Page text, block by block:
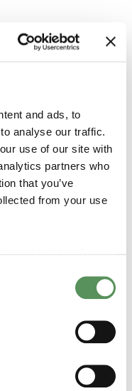
and ads, to
analyse our traffic.
use of our site with
partners who
that you’ve
from your use
de bombas, válvulas,
protegem,